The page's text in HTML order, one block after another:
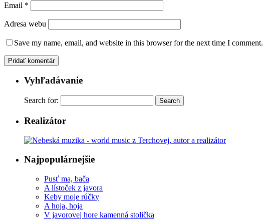
Email *
Adresa webu
Save my name, email, and website in this browser for the next time I comment.
Vyhľadávanie
Search for:
Realizátor
Najpopulárnejšie
Pusť ma, bača
A lístoček z javora
Keby moje rúčky
A hoja, hoja
V javorovej hore kamenná stolička